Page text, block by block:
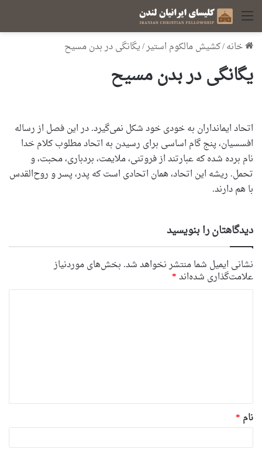
منو
خانه/کشیش مالکوم استیر/یگانگی در بدن مسیح
یگانگی در بدن مسیح
اتحاد ایمانداران به خودی خود شکل نمی‌گیرد. در این فصل از رساله
افسسیان، پنج گام اساسی برای رسیدن به اتحاد مطلوب کلام خدا
نام برده شده که عبارتند از فروتنی، ملایمت، بردباری، محبت، و
تحمل. ریشه این اتحاد، همان اتحادی است که پدر، پسر و روح‌القدس
با هم دارند.
دیدگاهتان را بنویسید
نشانی ایمیل شما منتشر نخواهد شد. بخش‌های موردنیاز
علامت‌گذاری شده‌اند*
*
نام *